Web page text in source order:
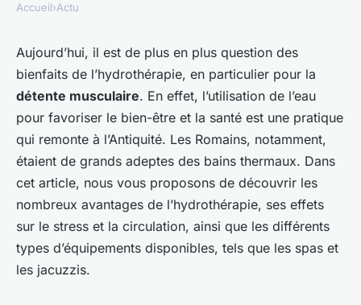
Quels sont les bienfaits de
l'hydrothérapie pour la
détente musculaire ?
Julie •7 janvier 2024•5 min de lecture
Accueil›Actu
Aujourd’hui, il est de plus en plus question des
bienfaits de l’hydrothérapie, en particulier pour la
détente musculaire. En effet, l’utilisation de l’eau
pour favoriser le bien-être et la santé est une pratique
qui remonte à l’Antiquité. Les Romains, notamment,
étaient de grands adeptes des bains thermaux. Dans
cet article, nous vous proposons de découvrir les
nombreux avantages de l’hydrothérapie, ses effets
sur le stress et la circulation, ainsi que les différents
types d’équipements disponibles, tels que les spas et
les jacuzzis.